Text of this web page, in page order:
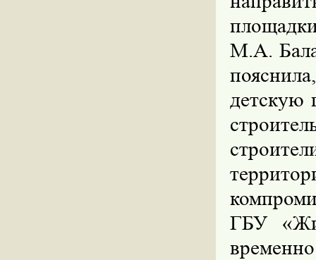
М.А.
детскую
ГБУ